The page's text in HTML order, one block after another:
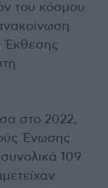
του κόσμου
Έκθεσης
στο 2022,
Ένωσης
109